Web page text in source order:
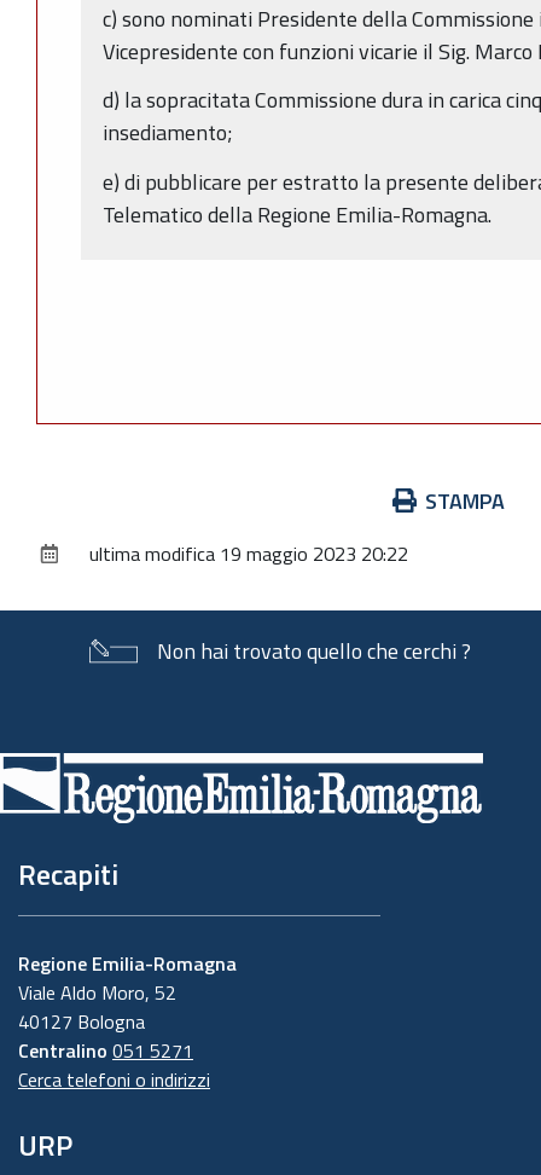
c) sono nominati Presidente della
Vicepresidente con funzioni vicarie il Sig.
d) la sopracitata Commissione dura in carica
insediamento;
e) di pubblicare per estratto la presente
Telematico della Regione Emilia-Romagna.
documento
STAMPA
ultima modifica 19 maggio 2023 20:22
Non hai trovato quello che cerchi ?
di
pagina
Recapiti
Regione Emilia-Romagna
Viale Aldo Moro, 52
40127 Bologna
Centralino 051 5271
Cerca telefoni o indirizzi
URP